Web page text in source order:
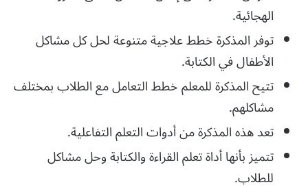
الهجائية.
توفر المذكرة خطط علاجية متنوعة لحل كل مشاكل
الأطفال في الكتابة.
تتيح المذكرة للمعلم خطط التعامل مع الطلاب بمختلف
مشاكلهم.
تعد هذه المذكرة من أدوات التعلم التفاعلية.
تتميز بأنها أداة تعلم القراءة والكتابة وحل مشاكل
للطلاب.